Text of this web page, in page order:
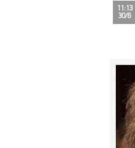
11:13
30/6